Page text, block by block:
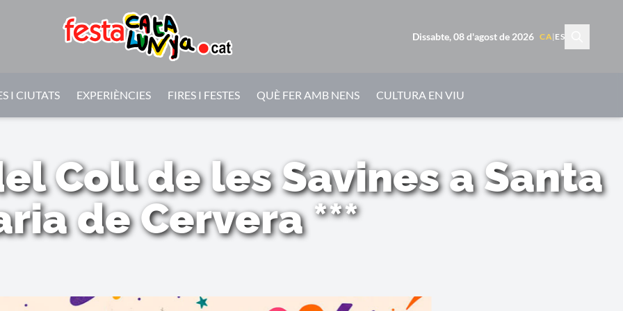
Dissabte, 08 d'agost de 2026 CA| ES
I CIUTATS EXPERIÈNCIES FIRES I FESTES QUÈ FER AMB NENS CULTURA EN VIU
Coll de les Savines a Santa
de Cervera ***